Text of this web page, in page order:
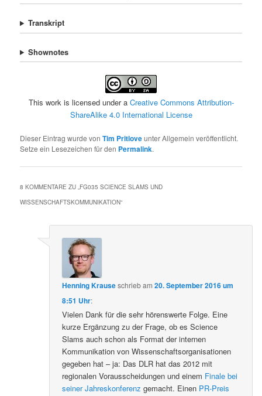
Transkript
Shownotes
This work is licensed under a Creative Commons Attribution-
ShareAlike 4.0 International License
Dieser Eintrag wurde vonTim Pritloveunter Allgemein veröffentlicht.
Setze ein Lesezeichen für den Permalink.
8 KOMMENTARE ZU „FG035 SCIENCE SLAMS UND
WISSENSCHAFTSKOMMUNIKATION“
Henning Krauseschriebam20. September 2016 um
8:51 Uhr:
Vielen Dank für die sehr hörenswerte Folge. Eine
kurze Ergänzung zu der Frage, ob es Science
Slams auch schon als Format der internen
Kommunikation von Wissenschaftsorganisationen
gegeben hat – ja: Das DLR hat das 2012 mit
regionalen Vorausscheidungen und einem Finale bei
seiner Jahreskonferenz gemacht. Einen PR-Preis